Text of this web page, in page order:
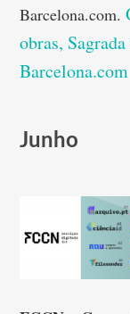
Barcelona.com.
obras,
Barcelona.com
Junho